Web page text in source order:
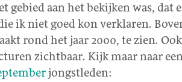
gebied aan het bekijken was, dat
ik niet goed kon verklaren.
rond het jaar 2000, te zien.
zichtbaar. Kijk maar naar
jongstleden: